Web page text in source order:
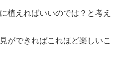
植えればいいのでは？と考え
ができればこれほど楽しいこ